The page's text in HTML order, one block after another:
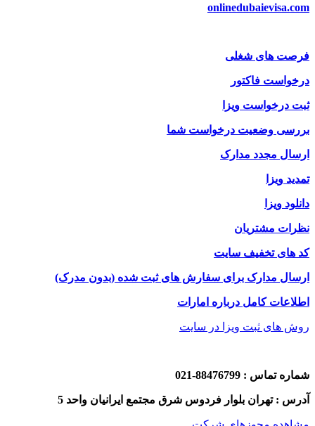
onlinedubaievisa.com
فرصت های شغلی
درخواست فاکتور
ثبت درخواست ویزا
بررسی وضعیت درخواست شما
ارسال مجدد مدارک
تمدید ویزا
دانلود ویزا
نظرات مشتریان
کد های تخفیف سایت
ارسال مدارک برای سفارش های ثبت شده (بدون مدرک)
اطلاعات کامل درباره امارات
روش های ثبت ویزا در سایت
شماره تماس : 88476799-021
آدرس : تهران بلوار فردوس شرق مجتمع ایرانیان واحد 5